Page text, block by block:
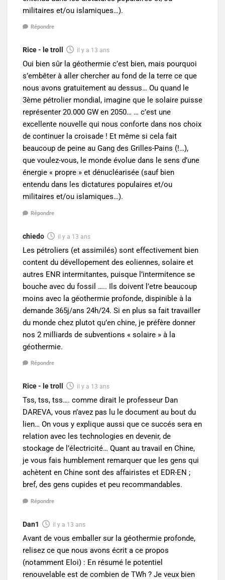
militaires et/ou islamiques…).
Répondre
Rice - le troll il y a 13 ans
Oui bien sûr la géothermie c’est bien, mais pourquoi
s’embêter à aller chercher au fond de la terre ce que
nous avons gratuitement au dessus… Ou quand le
3ème pétrolier mondial, imagine que le solaire puisse
représenter 20.000 GW en 2050… … c’est une
excellente nouvelle qui nous conforte dans nos choix
de continuer la croisade ! Et même si cela fait
beaucoup de peine au Gang des Grilles-Pains (!…),
que voulez-vous, le monde évolue dans le sens d’une
énergie « propre » et dénucléarisée (sauf bien
entendu dans les dictatures populaires et/ou
militaires et/ou islamiques…).
Répondre
chiedo il y a 13 ans
Les pétroliers (et assimilés) sont effectivement bien
content du dévellopement des eoliennes, solaire et
autres ENR intermitantes, puisque l’intermitence se
bouche avec du fossil ….. Ils doivent l’etre beaucoup
moins avec la géothermie profonde, dispinible à la
demande 365j/ans 24h/24. Si en plus sa fait travailler
du monde chez plutot qu’en chine, je préfère donner
nos 2 milliards de subventions « solaire » à la
géothermie.
Répondre
Rice - le troll il y a 13 ans
Tss, tss, tss…. comme dirait le professeur Dan
DAREVA, vous n’avez pas lu le document au bout du
lien… On vous y explique aussi que ce succés sera en
relation avec les technologies en devenir, de
stockage de l’électricité… Quant au travail en Chine,
je vous fais humblement remarquer que les gens qui
achètent en Chine sont des affairistes et EDR-EN ;
bref, des gens cupides et peu recommandables.
Répondre
Dan1 il y a 13 ans
Avant de vous emballer sur la géothermie profonde,
relisez ce que nous avons écrit a ce propos
(notamment Eloi) : En résumé le potentiel
renouvelable est de combien de TWh ? Je veux bien